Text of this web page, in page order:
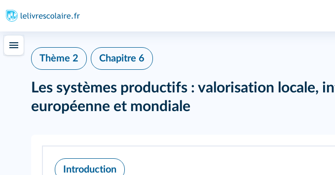
Thème 2 Chapitre 6
Les systèmes productifs : valorisation locale,
européenne et mondiale
Introduction